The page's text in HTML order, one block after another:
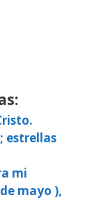
estrellas
mi
mayo ),